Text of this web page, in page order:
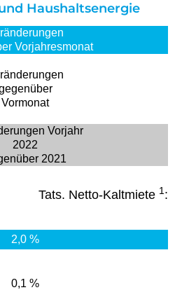
Haushaltsenergie
Vorjahresmonat
Vormonat
Vorjahr
2022
2021
Tats. Netto-Kaltmiete 1:
2,0 %
0,1 %